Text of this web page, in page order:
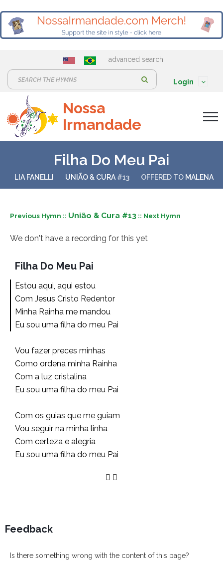
advanced search
e
a
r
:
Login
Nossa
Irmandade
Filha Do Meu Pai
LIA FANELLI UNIÃO & CURA #13 OFFERED TO MALENA
Previous Hymn :: União & Cura #13 :: Next Hymn
We don't have a recording for this yet
Filha Do Meu Pai
Estou aqui, aqui estou
Com Jesus Cristo Redentor
Minha Rainha me mandou
Eu sou uma filha do meu Pai
Vou fazer preces minhas
Como ordena minha Rainha
Com a luz cristalina
Eu sou uma filha do meu Pai
Com os guias que me guiam
Vou seguir na minha linha
Com certeza e alegria
Eu sou uma filha do meu Pai
Feedback
Is there something wrong with the content of this page?